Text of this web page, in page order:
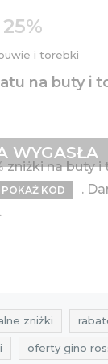
i torebki
na buty i
zniżki na buty i
POKAŻ KOD
.
WYGASŁA
zniżki
oferty gino